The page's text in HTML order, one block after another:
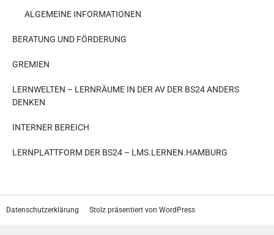
ALGEMEINE INFORMATIONEN
BERATUNG UND FÖRDERUNG
GREMIEN
LERNWELTEN – LERNRÄUME IN DER AV DER BS24 ANDERS
DENKEN
INTERNER BEREICH
LERNPLATTFORM DER BS24 – LMS.LERNEN.HAMBURG
Datenschutzerklärung Stolz präsentiert von WordPress